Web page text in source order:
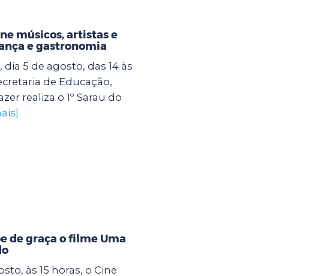
músicos, artistas e
e gastronomia
5 de agosto, das 14 às
de Educação,
realiza o 1º Sarau do
de graça o filme Uma
às 15 horas, o Cine